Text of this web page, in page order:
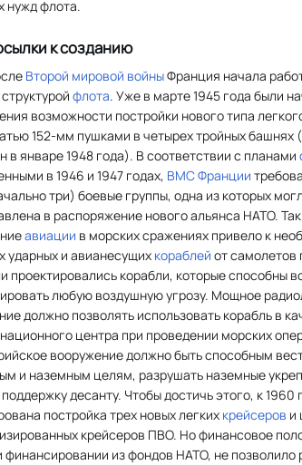
нужд флота.
к созданию
Второй мировой войныФранция начала
флота. Уже в марте 1945 года были
возможности постройки нового типа
152-мм пушками в четырех тройных башнях
в январе 1948 года). В соответствии с планами
в 1946 и 1947 годах, ВМС Франции
три) боевые группы, одна из которых
​​в распоряжение нового альянса НАТО.
авиации в морских сражениях привело к
ударных и авианесущих кораблей от самолетов
проектировались корабли, которые способны
любую воздушную угрозу. Мощное
должно позволять использовать корабль в
центра при проведении морских
вооружение должно быть способным
и наземным целям, разрушать наземные
десанту. Чтобы достичь этого, к 1960
постройка трех новых легких крейсеров и
крейсеров ПВО. Но финансовое
финансировании из фондов НАТО, не позволило